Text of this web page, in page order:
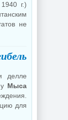
г.)
не
делле
Мыса
для